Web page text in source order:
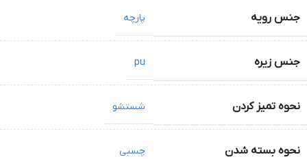
جنس رویه پارچه
جنس زیره pu
نحوه تمیز کردن شستشو
نحوه بسته شدن چسبی